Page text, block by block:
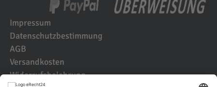
Impressum
Datenschutzbestimmung
AGB
Versandkosten
Widerrufsbelehrung